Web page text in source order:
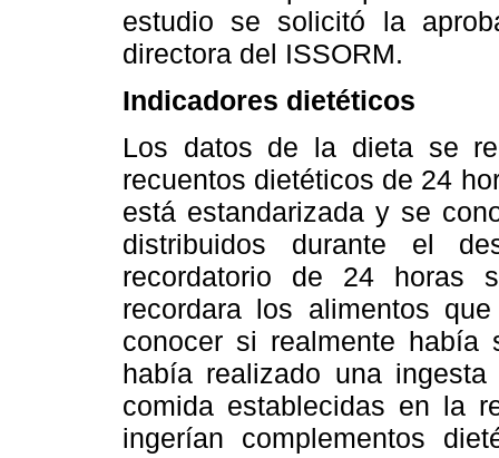
estudio se solicitó la
directora del ISSORM.
Indicadores dietéticos
Los datos de la dieta se
recuentos dietéticos de 24
está estandarizada y se
distribuidos durante el
recordatorio de 24 horas
recordara los alimentos
conocer si realmente había
había realizado una
comida establecidas en la
ingerían complementos